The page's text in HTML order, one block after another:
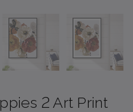
2 Art Print